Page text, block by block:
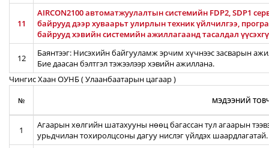
11
AIRCON2100 автоматжуулалтын системийн FDP2, SDP1
байрууд дээр хуваарьт улирлын техник үйлчилгээ,
байрууд хэвийн системийн ажиллагаанд тасалдал
12
Баянтээг: Нисэхийн байгууламж эрчим хүчнээс засварын
Бие даасан бэлтгэл тэжээлээр хэвийн ажиллана.
Чингис Хаан ОУНБ ( Улаанбаатарын цагаар )
№ МЭДЭЭНИЙ
1
Агаарын хөлгийн шатахууны нөөц багассан тул агаарын
урьдчилан тохиролцсоны дагуу нислэг үйлдэх шаардлагатай.